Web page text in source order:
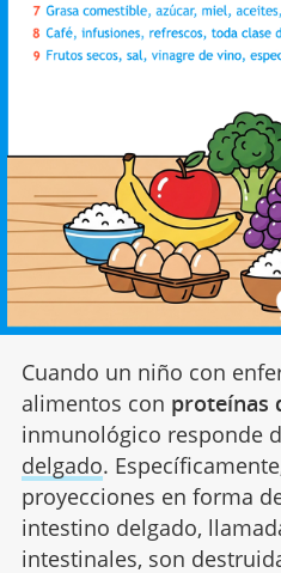
Cuando un niño con
alimentos con proteínas
inmunológico responde
delgado.
proyecciones en forma
intestino delgado,
intestinales, son